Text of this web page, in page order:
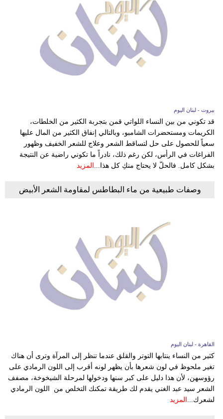
بيروت - لبنان اليوم
قد تكوني من بين النساء اللواتي قمن بتجربة الكثير من الخلطات،
الكريمات ومستحضرات الشامبو، وبالتالي إنفاق الكثير من المال عليها
سعياً للحصول على حل لتساقط الشعر وعلاج للشعر الخفيف وظهور
الفراغات في الرأس، لكن رغم ذلك، نادراً ما تكوني راضية عن النتيجة
بشكل كامل. فالحلّ لا يحتاج منكِ كل هذا... المزيد
وصفات طبيعية من ماء البطاطس لمقاومة الشعر الأبيض
القاهرة - لبنان اليوم
كثير من النساء ينتابها التوتر والقلق عندما تنظر إلى المرآة وترى أن هناك
تغير ملحوظ في لون شعرها بأن يظهر لونه أقرب إلى اللون الرمادي على
رؤوسهن، لأن هذا دليل على كبر سنها ودخولها لمرحلة الشيخوخة، مصفف
الشعر سيد عبد الغني يقدم لك طريقة تمكنك التخلص من اللون الرمادي
لشعرك... المزيد